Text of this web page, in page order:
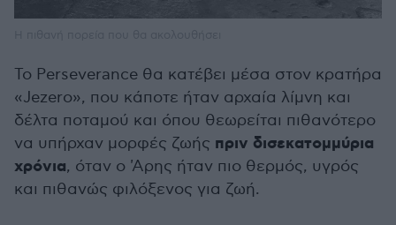
Το Perseverance θα κατέβει μέσα στον κρατήρα
«Jezero», που κάποτε ήταν αρχαία λίμνη και
δέλτα ποταμού και όπου θεωρείται πιθανότερο
να υπήρχαν μορφές ζωής πριν δισεκατομμύρια
χρόνια, όταν ο 'Αρης ήταν πιο θερμός, υγρός
και πιθανώς φιλόξενος για ζωή.